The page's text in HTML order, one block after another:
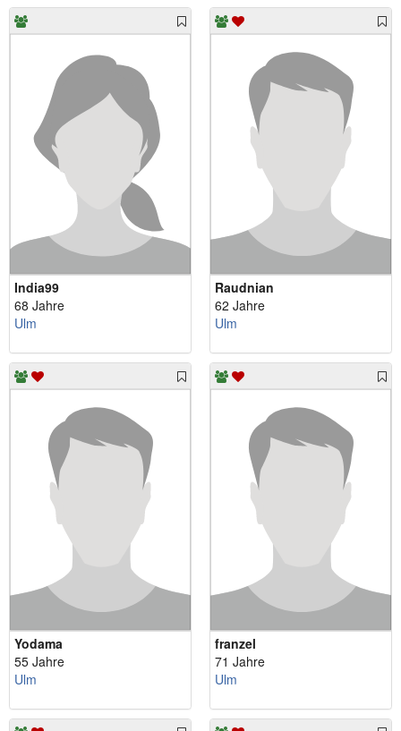
India99
68 Jahre
Ulm
Raudnian
62 Jahre
Ulm
Yodama
55 Jahre
Ulm
franzel
71 Jahre
Ulm